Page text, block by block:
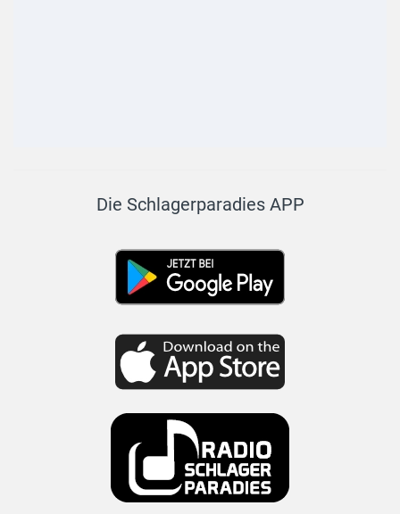
Die Schlagerparadies APP